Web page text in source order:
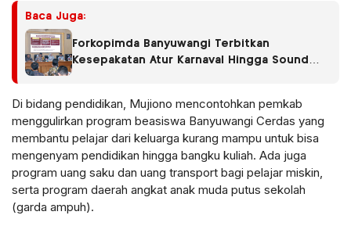
Baca Juga:
Forkopimda Banyuwangi Terbitkan
Kesepakatan Atur Karnaval Hingga Sound
Di bidang pendidikan, Mujiono mencontohkan pemkab
menggulirkan program beasiswa Banyuwangi Cerdas yang
membantu pelajar dari keluarga kurang mampu untuk bisa
mengenyam pendidikan hingga bangku kuliah. Ada juga
program uang saku dan uang transport bagi pelajar miskin,
serta program daerah angkat anak muda putus sekolah
(garda ampuh).